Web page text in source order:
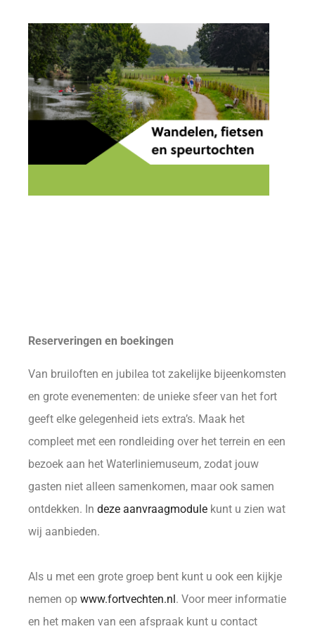
Reserveringen en boekingen
Van bruiloften en jubilea tot zakelijke bijeenkomsten
en grote evenementen: de unieke sfeer van het fort
geeft elke gelegenheid iets extra’s. Maak het
compleet met een rondleiding over het terrein en een
bezoek aan het Waterliniemuseum, zodat jouw
gasten niet alleen samenkomen, maar ook samen
ontdekken. In deze aanvraagmodule kunt u zien wat
wij aanbieden.
Als u met een grote groep bent kunt u ook een kijkje
nemen op www.fortvechten.nl. Voor meer informatie
en het maken van een afspraak kunt u contact